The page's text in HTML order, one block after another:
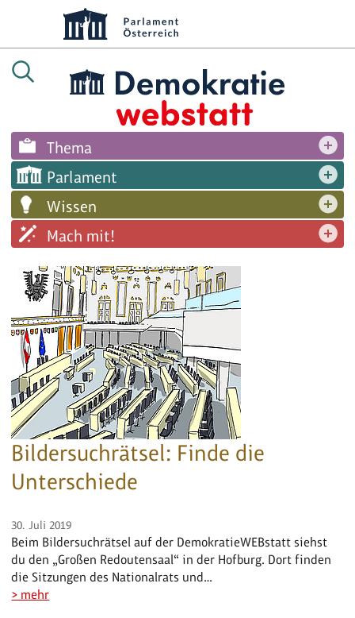
Thema
Parlament
Wissen
Mach mit!
Bildersuchrätsel: Finde die
Unterschiede
30. Juli 2019
Beim Bildersuchrätsel auf der DemokratieWEBstatt siehst
du den „Großen Redoutensaal“ in der Hofburg. Dort finden
die Sitzungen des Nationalrats und…
> mehr